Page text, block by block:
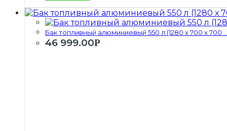
Бак топливный алюминиевый 550 л (1280 х 700 х 700
46 999.00Р